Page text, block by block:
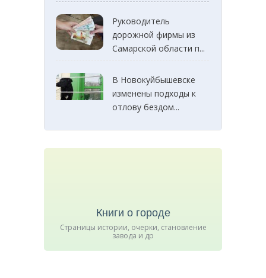
Руководитель
дорожной фирмы из
Самарской области п...
В Новокуйбышевске
изменены подходы к
отлову бездом...
Книги о городе
Страницы истории, очерки, становление
завода и др